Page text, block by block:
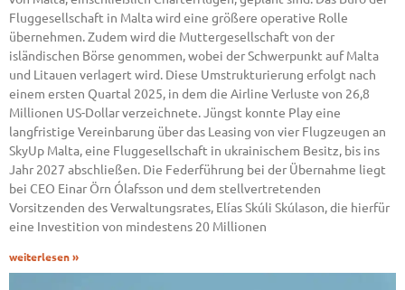
Fluggesellschaft in Malta wird eine größere operative Rolle
übernehmen. Zudem wird die Muttergesellschaft von der
isländischen Börse genommen, wobei der Schwerpunkt auf Malta
und Litauen verlagert wird. Diese Umstrukturierung erfolgt nach
einem ersten Quartal 2025, in dem die Airline Verluste von 26,8
Millionen US-Dollar verzeichnete. Jüngst konnte Play eine
langfristige Vereinbarung über das Leasing von vier Flugzeugen an
SkyUp Malta, eine Fluggesellschaft in ukrainischem Besitz, bis ins
Jahr 2027 abschließen. Die Federführung bei der Übernahme liegt
bei CEO Einar Örn Ólafsson und dem stellvertretenden
Vorsitzenden des Verwaltungsrates, Elías Skúli Skúlason, die hierfür
eine Investition von mindestens 20 Millionen
weiterlesen »